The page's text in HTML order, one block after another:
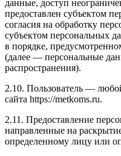
данные, доступ
предоставлен субъектом
согласия на обработку
субъектом персональных
в порядке,
(далее — персональные
распространения).
2.10. Пользователь —
сайта https://metkoms.ru.
2.11. Предоставление
направленные на
определенному лицу или